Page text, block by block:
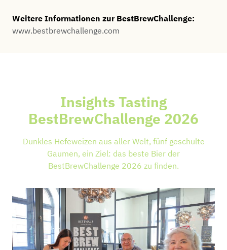
Weitere Informationen zur BestBrewChallenge:
www.bestbrewchallenge.com
Insights Tasting
BestBrewChallenge 2026
Dunkles Hefeweizen aus aller Welt, fünf geschulte
Gaumen, ein Ziel: das beste Bier der
BestBrewChallenge 2026 zu finden.